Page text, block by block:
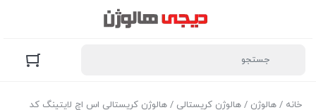
خانه / هالوژن / هالوژن کریستالی / هالوژن کریستالی اس اچ لایتینگ کد